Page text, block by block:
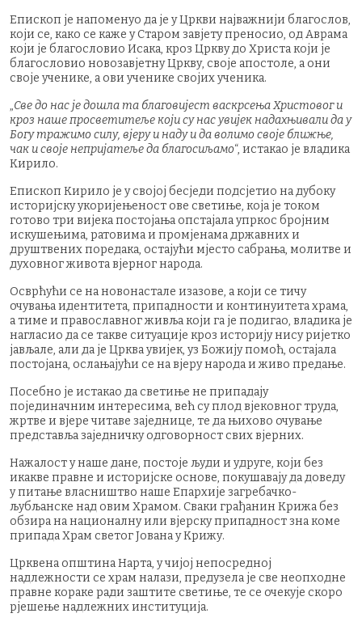
Епископ је напоменуо да је у Цркви најважнији благослов,
који се, како се каже у Старом завјету преносио, од Аврама
који је благословио Исака, кроз Цркву до Христа који је
благословио новозавјетну Цркву, своје апостоле, а они
своје ученике, а ови ученике својих ученика.
„Све до нас је дошла та благовијест васкрсења Христовог и
кроз наше просветитеље који су нас увијек надахњивали да у
Богу тражимо силу, вјеру и наду и да волимо своје ближње,
чак и своје непријатеље да благосиљамо“, истакао је владика
Кирило.
Епископ Кирило је у својој бесједи подсјетио на дубоку
историјску укоријењеност ове светиње, која је током
готово три вијека постојања опстајала упркос бројним
искушењима, ратовима и промјенама државних и
друштвених поредака, остајући мјесто сабрања, молитве и
духовног живота вјерног народа.
Осврћући се на новонастале изазове, а који се тичу
очувања идентитета, припадности и континуитета храма,
а тиме и православног живља који га је подигао, владика је
нагласио да се такве ситуације кроз историју нису ријетко
јављале, али да је Црква увијек, уз Божију помоћ, остајала
постојана, ослањајући се на вјеру народа и живо предање.
Посебно је истакао да светиње не припадају
појединачним интересима, већ су плод вјековног труда,
жртве и вјере читаве заједнице, те да њихово очување
представља заједничку одговорност свих вјерних.
Нажалост у наше дане, постоје људи и удруге, који без
икакве правне и историјске основе, покушавају да доведу
у питање власништво наше Епархије загребачко-
љубљанске над овим Храмом. Сваки грађанин Крижа без
обзира на националну или вјерску припадност зна коме
припада Храм светог Јована у Крижу.
Црквена општина Нарта, у чијој непосредној
надлежности се храм налази, предузела је све неопходне
правне кораке ради заштите светиње, те се очекује скоро
рјешење надлежних институција.